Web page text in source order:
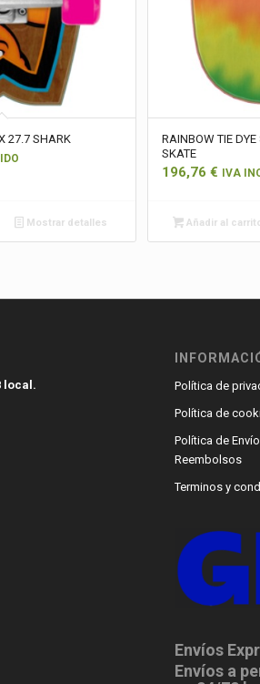
27.7 SHARK
Mostrar detalles
RAINBOW TIE
SKATE
196,76€ IVA
Añadir al
local.
Política de
Política de
Política de
Reembolsos
Terminos y
Envíos
Envíos a